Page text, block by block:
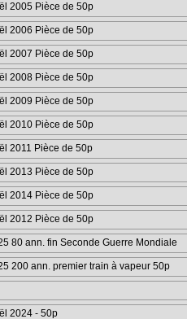
2005 Pièce de 50p
2006 Pièce de 50p
2007 Pièce de 50p
2008 Pièce de 50p
2009 Pièce de 50p
2010 Pièce de 50p
2011 Pièce de 50p
2013 Pièce de 50p
2014 Pièce de 50p
2012 Pièce de 50p
80 ann. fin Seconde Guerre Mondiale
200 ann. premier train à vapeur 50p
2024 - 50p